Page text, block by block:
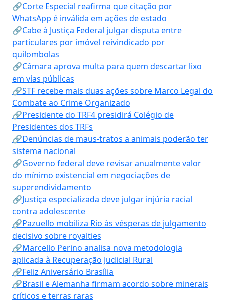
🔗Corte Especial reafirma que citação por
WhatsApp é inválida em ações de estado
🔗Cabe à Justiça Federal julgar disputa entre
particulares por imóvel reivindicado por
quilombolas
🔗Câmara aprova multa para quem descartar lixo
em vias públicas
🔗STF recebe mais duas ações sobre Marco Legal do
Combate ao Crime Organizado
🔗Presidente do TRF4 presidirá Colégio de
Presidentes dos TRFs
🔗Denúncias de maus-tratos a animais poderão ter
sistema nacional
🔗Governo federal deve revisar anualmente valor
do mínimo existencial em negociações de
superendividamento
🔗Justiça especializada deve julgar injúria racial
contra adolescente
🔗Pazuello mobiliza Rio às vésperas de julgamento
decisivo sobre royalties
🔗Marcello Perino analisa nova metodologia
aplicada à Recuperação Judicial Rural
🔗Feliz Aniversário Brasília
🔗Brasil e Alemanha firmam acordo sobre minerais
críticos e terras raras